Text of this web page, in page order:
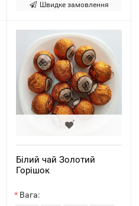
Швидке замовлення
Білий чай Золотий
Горішок
Вага: